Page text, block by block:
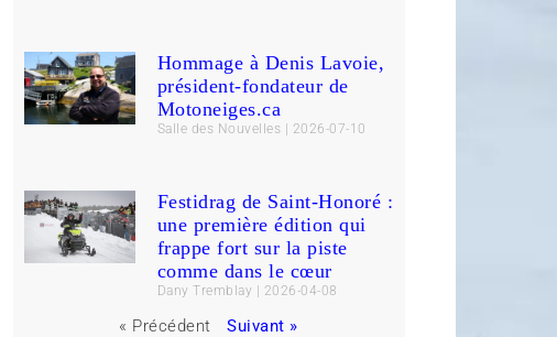
Hommage à Denis Lavoie,
président-fondateur de
Motoneiges.ca
Salle des Nouvelles 2026-07-10
Festidrag de Saint-Honoré :
une première édition qui
frappe fort sur la piste
comme dans le cœur
Dany Tremblay 2026-04-08
« Précédent Suivant »